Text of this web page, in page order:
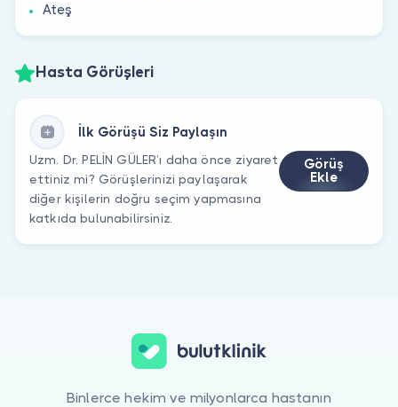
Ateş
Hasta Görüşleri
İlk Görüşü Siz Paylaşın
Uzm. Dr. PELİN GÜLER’ı daha önce ziyaret
ettiniz mi? Görüşlerinizi paylaşarak
diğer kişilerin doğru seçim yapmasına
katkıda bulunabilirsiniz.
Görüş
Ekle
Binlerce hekim ve milyonlarca hastanın